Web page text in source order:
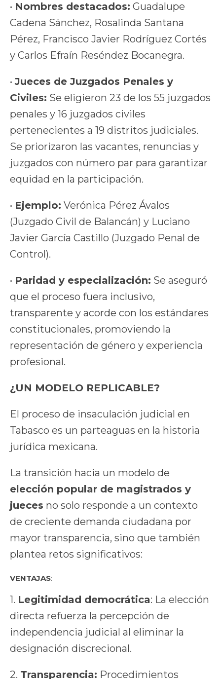
• Nombres destacados: Guadalupe
Cadena Sánchez, Rosalinda Santana
Pérez, Francisco Javier Rodríguez Cortés
y Carlos Efraín Reséndez Bocanegra.
• Jueces de Juzgados Penales y
Civiles: Se eligieron 23 de los 55 juzgados
penales y 16 juzgados civiles
pertenecientes a 19 distritos judiciales.
Se priorizaron las vacantes, renuncias y
juzgados con número par para garantizar
equidad en la participación.
• Ejemplo: Verónica Pérez Ávalos
(Juzgado Civil de Balancán) y Luciano
Javier García Castillo (Juzgado Penal de
Control).
• Paridad y especialización: Se aseguró
que el proceso fuera inclusivo,
transparente y acorde con los estándares
constitucionales, promoviendo la
representación de género y experiencia
profesional.
¿UN MODELO REPLICABLE?
El proceso de insaculación judicial en
Tabasco es un parteaguas en la historia
jurídica mexicana.
La transición hacia un modelo de
elección popular de magistrados y
jueces no solo responde a un contexto
de creciente demanda ciudadana por
mayor transparencia, sino que también
plantea retos significativos:
VENTAJAS:
1. Legitimidad democrática: La elección
directa refuerza la percepción de
independencia judicial al eliminar la
designación discrecional.
2. Transparencia: Procedimientos